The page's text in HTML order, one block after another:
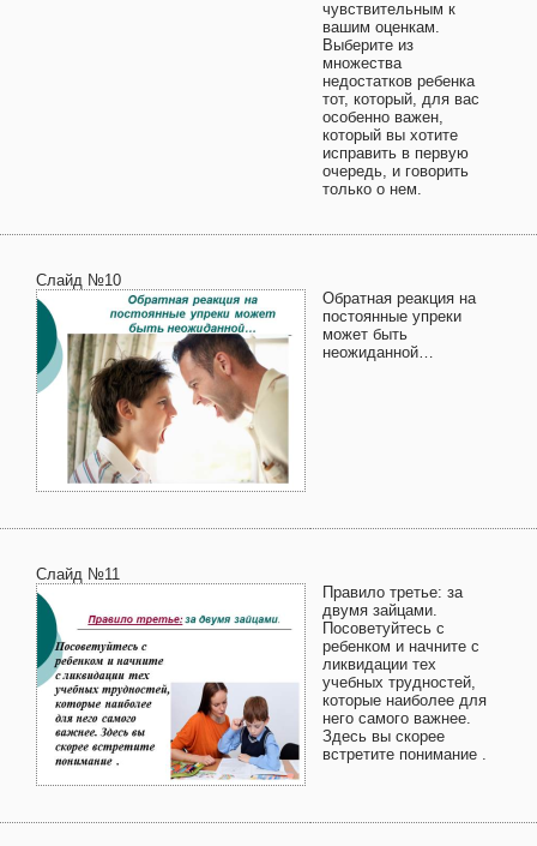
чувствительным к
вашим оценкам.
Выберите из
множества
недостатков ребенка
тот, который, для вас
особенно важен,
который вы хотите
исправить в первую
очередь, и говорить
только о нем.
Слайд №10
Обратная реакция на
постоянные упреки
может быть
неожиданной…
Слайд №11
Правило третье: за
двумя зайцами.
Посоветуйтесь с
ребенком и начните с
ликвидации тех
учебных трудностей,
которые наиболее для
него самого важнее.
Здесь вы скорее
встретите понимание .